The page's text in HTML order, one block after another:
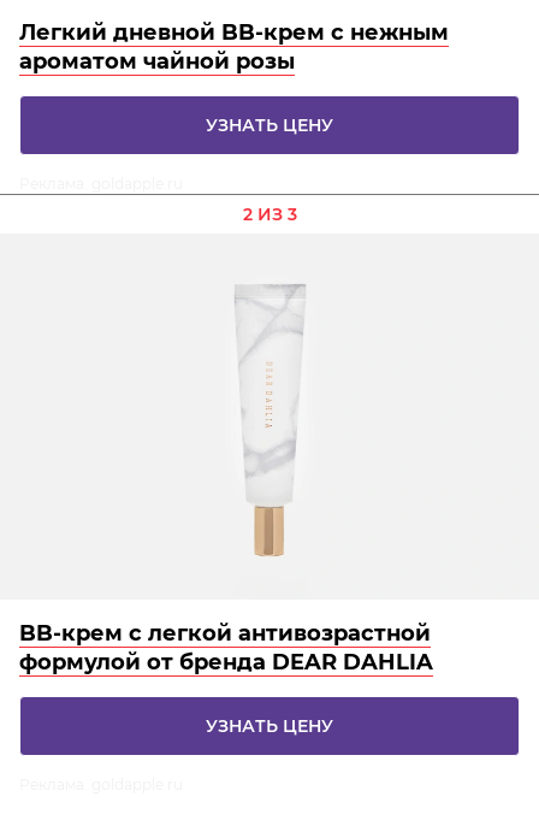
Легкий дневной BB-крем с нежным
ароматом чайной розы
УЗНАТЬ ЦЕНУ
2 ИЗ 3
BB-крем с легкой антивозрастной
формулой от бренда DEAR DAHLIA
УЗНАТЬ ЦЕНУ